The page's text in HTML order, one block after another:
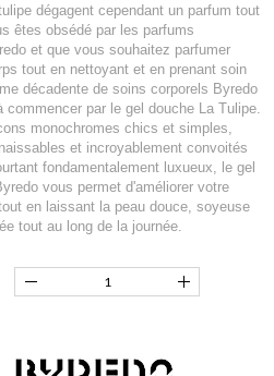
dégagent cependant un parfum tout
êtes obsédé par les parfums
et que vous souhaitez parfumer
tout en nettoyant et en prenant soin
décadente de soins corporels Byredo
par le gel douche La Tulipe.
monochromes chics et simples,
et incroyablement convoités
fondamentalement luxueux, le gel
vous permet d'améliorer votre
en laissant la peau douce, soyeuse
tout au long de la journée.